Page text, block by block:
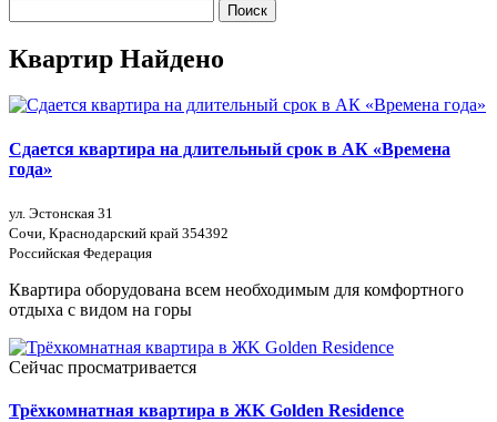
Поиск
Квартир Найдено
Сдается квартира на длительный срок в АК «Времена
года»
ул. Эстонская 31
Сочи, Краснодарский край 354392
Российская Федерация
Квартира оборудована всем необходимым для комфортного
отдыха с видом на горы
Сейчас просматривается
Трёхкомнатная квартира в ЖK Golden Residence